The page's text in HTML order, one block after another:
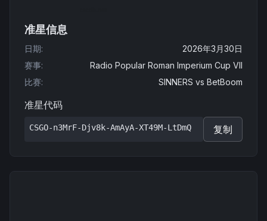
准星信息
日期:
2026年3月30日
赛事:
Radio Popular Roman Imperium Cup VII
比赛: SINNERS vs BetBoom
准星代码
CSGO-n3MrF-Djv8k-AmAyA-XT49M-LtDmQ 复制